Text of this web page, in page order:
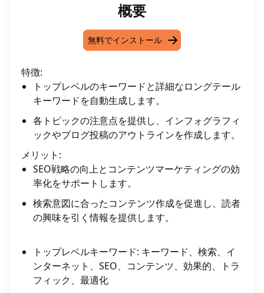
概要
無料でインストール
特徴:
トップレベルのキーワードと詳細なロングテール
キーワードを自動生成します。
各トピックの注意点を提供し、インフォグラフィ
ックやブログ投稿のアウトラインを作成します。
メリット:
SEO戦略の向上とコンテンツマーケティングの効
率化をサポートします。
検索意図に合ったコンテンツ作成を促進し、読者
の興味を引く情報を提供します。
トップレベルキーワード: キーワード、検索、イ
ンターネット、SEO、コンテンツ、効果的、トラ
フィック、最適化